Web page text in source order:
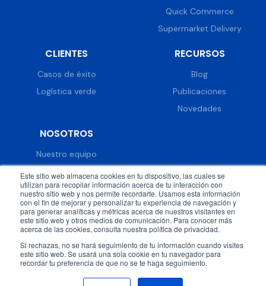
Este sitio web almacena cookies en tu dispositivo, las cuales se
utilizan para recopilar información acerca de tu interacción con
nuestro sitio web y nos permite recordarte. Usamos esta información
con el fin de mejorar y personalizar tu experiencia de navegación y
para generar analíticas y métricas acerca de nuestros visitantes en
este sitio web y otros medios de comunicación. Para conocer más
acerca de las cookies, consulta nuestra política de privacidad.
Si rechazas, no se hará seguimiento de tu información cuando visites
este sitio web. Se usará una sola cookie en tu navegador para
recordar tu preferencia de que no se te haga seguimiento.
Quick Commerce
Supermarket Delivery
CLIENTES
Casos de éxito
Logística verde
RECURSOS
Blog
Publicaciones
Novedades
NOSOTROS
Nuestro equipo
Trabaja con nosotros
Prensa
Eventos
© 2026 DispatchTrack all rights reserved. Política de
privacidad
Términos & condiciones